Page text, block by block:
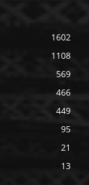
1602
1108
569
466
449
95
21
13